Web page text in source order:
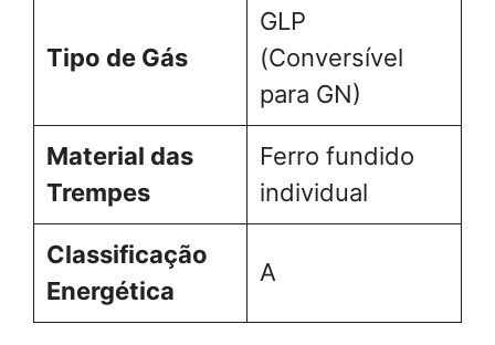
Tipo de Gás
GLP
(Conversível
para GN)
Material das
Trempes
Ferro fundido
individual
Classificação
Energética
A